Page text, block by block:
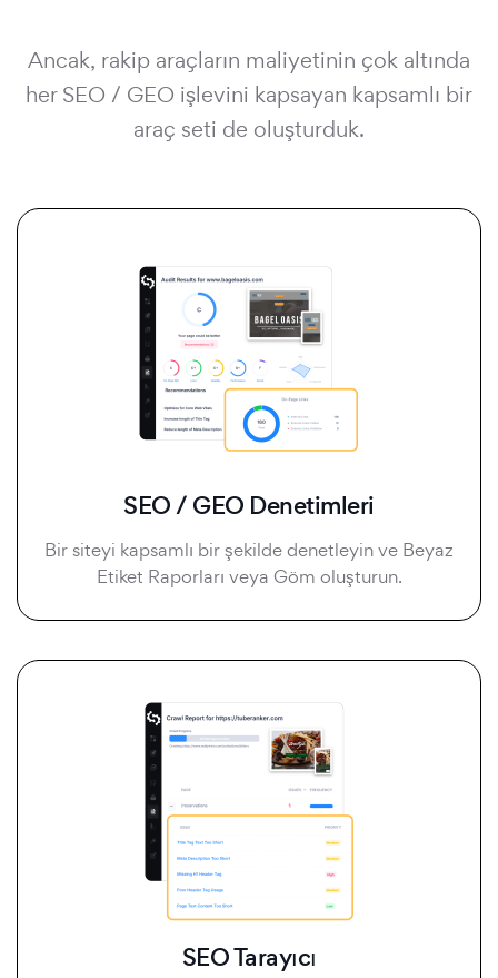
Ancak, rakip araçların maliyetinin çok altında
her SEO / GEO işlevini kapsayan kapsamlı bir
araç seti de oluşturduk.
SEO / GEO Denetimleri
Bir siteyi kapsamlı bir şekilde denetleyin ve Beyaz
Etiket Raporları veya Göm oluşturun.
SEO Tarayıcı